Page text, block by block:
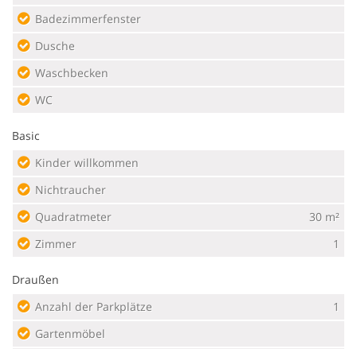
Badezimmerfenster
Dusche
Waschbecken
WC
Basic
Kinder willkommen
Nichtraucher
Quadratmeter
30 m²
Zimmer
1
Draußen
Anzahl der Parkplätze
1
Gartenmöbel